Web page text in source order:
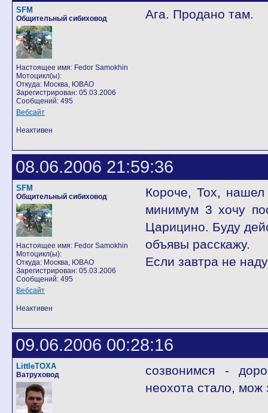
SFM
Общительный сибиховод
Настоящее имя: Fedor Samokhin
Мотоцикл(ы):
Откуда: Москва, ЮВАО
Зарегистрирован: 05.03.2006
Сообщений: 495
Вебсайт
Ага. Продано там.
Неактивен
08.06.2006 21:59:36
SFM
Общительный сибиховод
Настоящее имя: Fedor Samokhin
Мотоцикл(ы):
Откуда: Москва, ЮВАО
Зарегистрирован: 05.03.2006
Сообщений: 495
Вебсайт
Короче, Тох, нашел
минимум 3 хочу
Царицино. Буду
объявы расскажу.
Если завтра не
Неактивен
09.06.2006 00:28:16
LittleTOXA
Ватруховод
созвонимся -
неохота стало, мож